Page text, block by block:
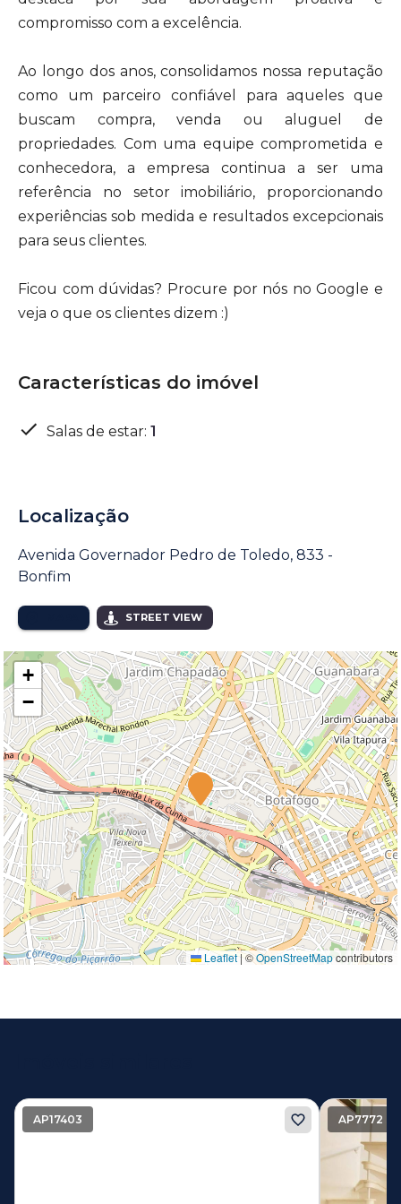
compromisso com a excelência.
Ao longo dos anos, consolidamos nossa reputação
como um parceiro confiável para aqueles que
buscam compra, venda ou aluguel de
propriedades. Com uma equipe comprometida e
conhecedora, a empresa continua a ser uma
referência no setor imobiliário, proporcionando
experiências sob medida e resultados excepcionais
para seus clientes.
Ficou com dúvidas? Procure por nós no Google e
veja o que os clientes dizem :)
Características do imóvel
Salas de estar: 1
Localização
Avenida Governador Pedro de Toledo, 833 -
Bonfim
STREET VIEW
+
−
Leaflet|©OpenStreetMapcontributors
AP17403 AP7772